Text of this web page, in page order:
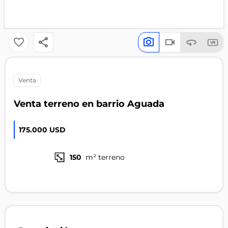
venta
Venta terreno en barrio Aguada
175.000 USD
150 m² terreno